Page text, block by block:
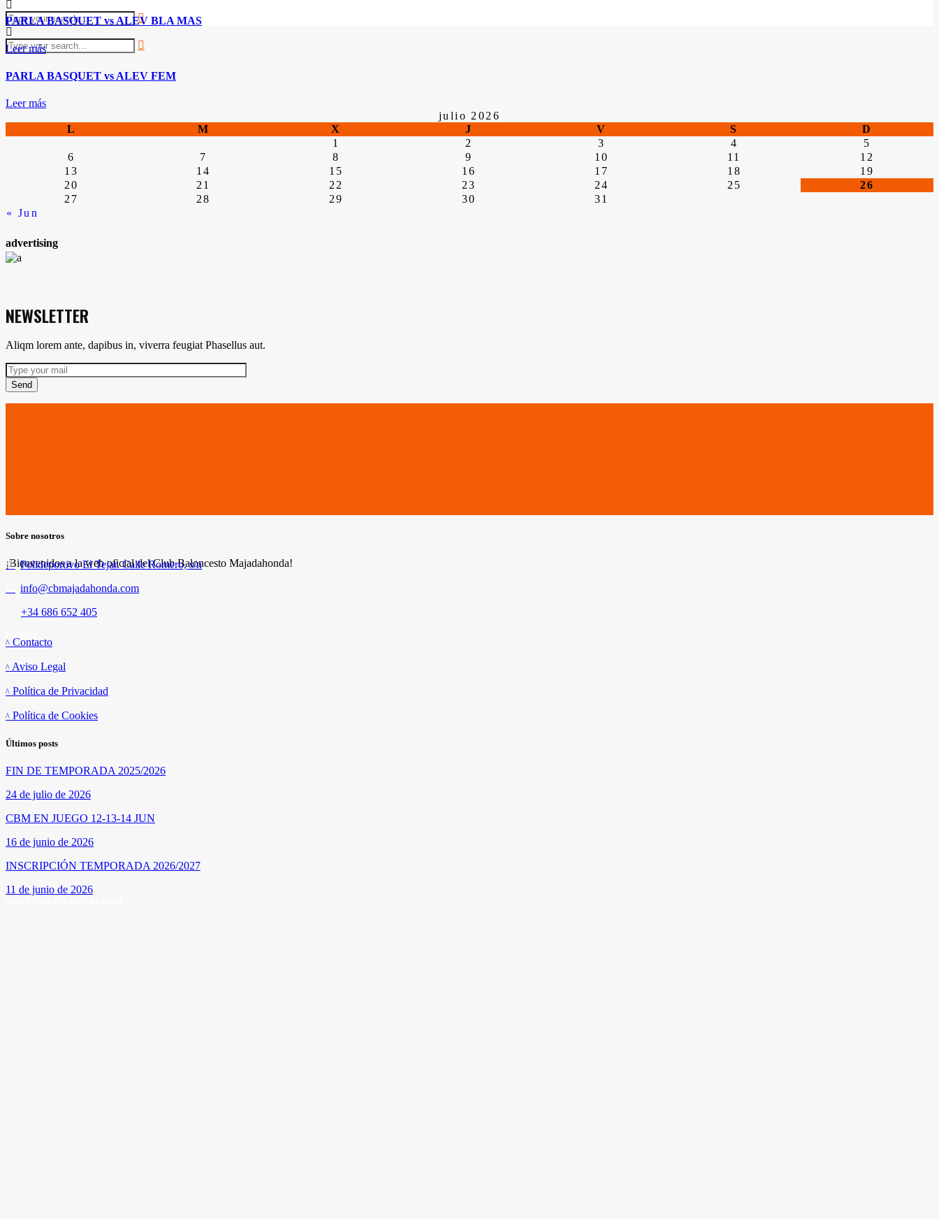
PARLA BASQUET vs ALEV BLA MAS
Leer más
PARLA BASQUET vs ALEV FEM
Leer más
julio 2026
L
M X J V S D
« Jun
1 2 3 4
5
6
7 8 9 10 11
12
13
14 15 16 17 18
19
20
21 22 23 24 25
26
27
28 29 30 31
advertising
NEWSLETTER
Aliqm lorem ante, dapibus in, viverra feugiat Phasellus aut.
Send
Sobre nosotros
¡Bienvenidos a la web oficial del Club Baloncesto Majadahonda!
Polideportivo El Tejar. Calle Romero, s/n
info@cbmajadahonda.com
+34 686 652 405
Contacto
Aviso Legal
Política de Privacidad
Política de Cookies
Últimos posts
FIN DE TEMPORADA 2025/2026
24 de julio de 2026
CBM EN JUEGO 12-13-14 JUN
16 de junio de 2026
INSCRIPCIÓN TEMPORADA 2026/2027
11 de junio de 2026